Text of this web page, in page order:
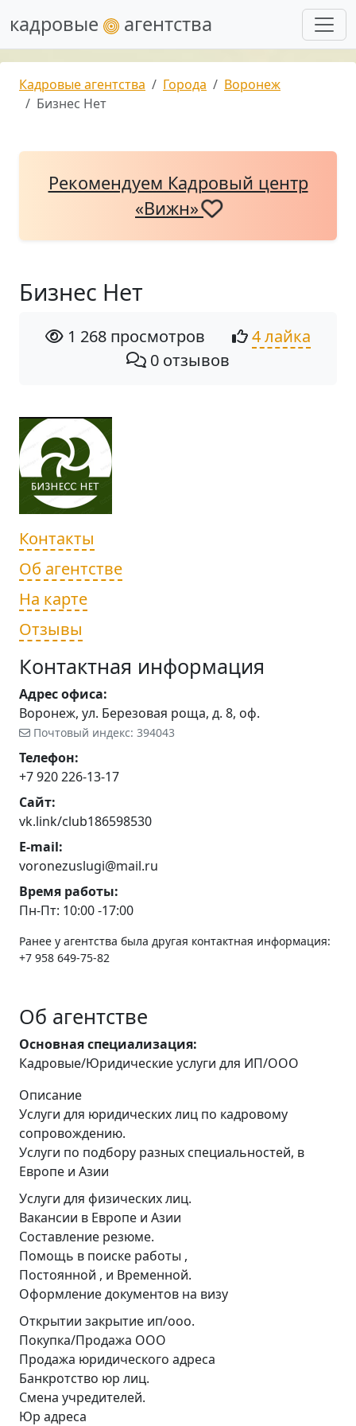
кадровые агентства
Кадровые агентства Города
Воронеж
Бизнес Нет
Рекомендуем Кадровый центр
«Вижн»
Бизнес Нет
1 268 просмотров
4 лайка
0 отзывов
Контакты
Об агентстве
На карте
Отзывы
Контактная информация
Адрес офиса:
Воронеж, ул. Березовая роща, д. 8, оф.
Почтовый индекс: 394043
Телефон:
+7 920 226-13-17
Сайт:
vk.link/club186598530
E-mail:
voronezuslugi@mail.ru
Время работы:
Пн-Пт: 10:00 -17:00
Ранее у агентства была другая контактная информация:
+7 958 649-75-82
Об агентстве
Основная специализация:
Кадровые/Юридические услуги для ИП/ООО
Описание
Услуги для юридических лиц по кадровому
сопровождению.
Услуги по подбору разных специальностей, в
Европе и Азии
Услуги для физических лиц.
Вакансии в Европе и Азии
Составление резюме.
Помощь в поиске работы ,
Постоянной , и Временной.
Оформление документов на визу
Открытии закрытие ип/ооо.
Покупка/Продажа ООО
Продажа юридического адреса
Банкротство юр лиц.
Смена учредителей.
Юр адреса